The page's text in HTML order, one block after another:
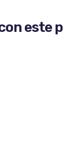
este